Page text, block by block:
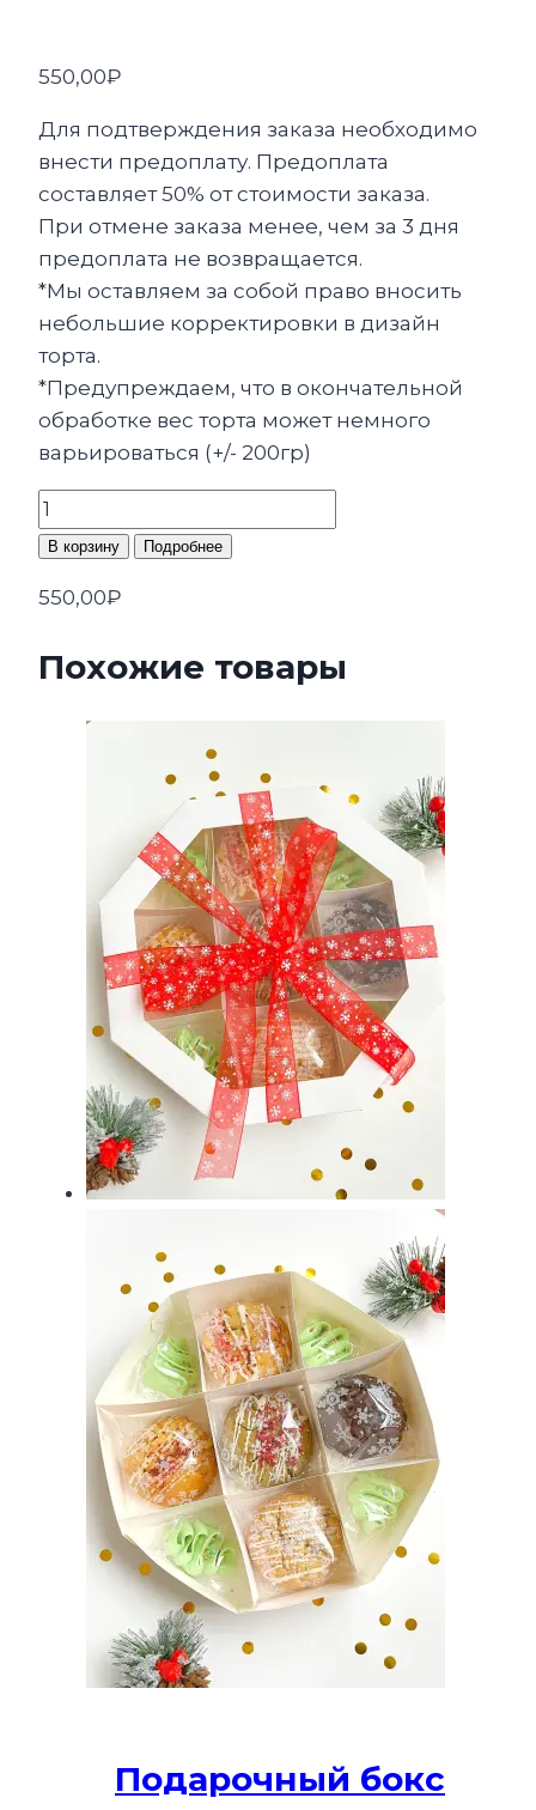
550,00₽
Для подтверждения заказа необходимо
внести предоплату. Предоплата
составляет 50% от стоимости заказа.
При отмене заказа менее, чем за 3 дня
предоплата не возвращается.
*Мы оставляем за собой право вносить
небольшие корректировки в дизайн
торта.
*Предупреждаем, что в окончательной
обработке вес торта может немного
варьироваться (+/- 200гр)
Количество
товара
Зефира
В корзину Подробнее
550,00₽
Похожие товары
Подарочный бокс